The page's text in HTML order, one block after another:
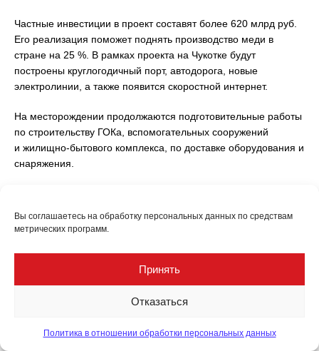
Вы соглашаетесь на обработку персональных данных по средствам
метрических программ.
Принять
Отказаться
Политика в отношении обработки персональных данных
Частные инвестиции в проект составят более 620 млрд руб.
Его реализация поможет поднять производство меди в
стране на 25 %. В рамках проекта на Чукотке будут
построены круглогодичный порт, автодорога, новые
электролинии, а также появится скоростной интернет.
На месторождении продолжаются подготовительные работы
по строительству ГОКа, вспомогательных сооружений
и жилищно-бытового комплекса, по доставке оборудования и
снаряжения.
зоны был доставлен по Северному морскому пути с
СМП перевезено более 33,5 млн т груза. Это стало
абсолютным рекордом. Ожидается, что дальнейшее
освоение месторождения Песчанка увеличит грузопоток по
Вопросы энергоснабжения Баимского ГОКа решены путем